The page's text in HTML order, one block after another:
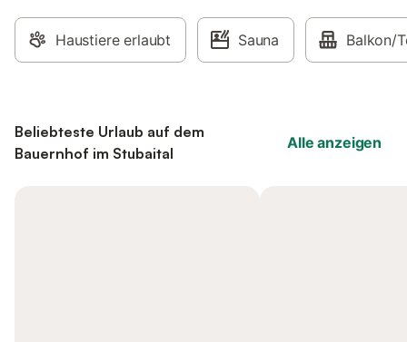
Haustiere erlaubt Sauna Balkon/
Beliebteste Urlaub auf dem
Bauernhof im Stubaital
Alle anzeigen